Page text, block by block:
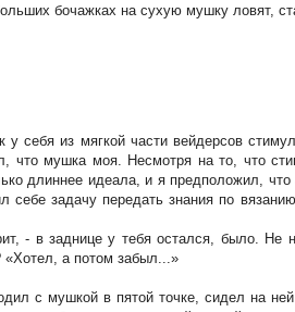
бочажках на сухую мушку ловят,
у себя из мягкой части вейдерсов
что мушка моя. Несмотря на то, что
длиннее идеала, и я предположил, что
себе задачу передать знания по
- в заднице у тебя остался, было. Не
«Хотел, а потом забыл...»
с мушкой в пятой точке, сидел на